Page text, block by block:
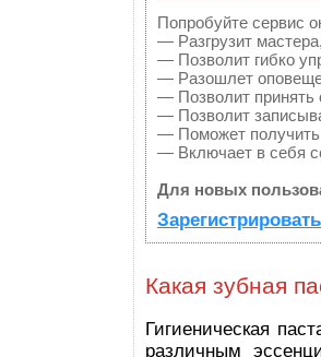
Попробуйте сервис
— Разгрузит
— Позволит гибко
— Разошлет
— Позволит принять
— Позволит
— Поможет получить
— Включает в себя
Для новых
Какая зубная
Гигиеническая
различным